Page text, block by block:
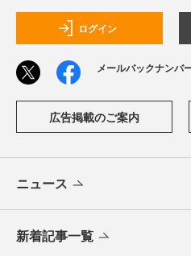
ログイン
メールバックナンバ
広告掲載のご案内
ニュース
新着記事一覧